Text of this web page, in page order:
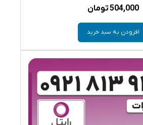
504,000تومان
افزودن به سبد خرید